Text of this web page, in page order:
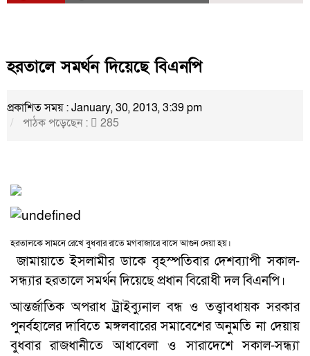
হরতালে সমর্থন দিয়েছে বিএনপি
প্রকাশিত সময় : January, 30, 2013, 3:39 pm
পাঠক পড়েছেন :
285
হরতালকে সামনে রেখে বুধবার রাতে মগবাজারে বাসে আগুন দেয়া হয়।
জামায়াতে ইসলামীর ডাকে বৃহস্পতিবার দেশব্যাপী সকাল-
সন্ধ্যার হরতালে সমর্থন দিয়েছে প্রধান বিরোধী দল বিএনপি।
আন্তর্জাতিক অপরাধ ট্রাইব্যুনাল বন্ধ ও তত্ত্বাবধায়ক সরকার
পুনর্বহালের দাবিতে মঙ্গলবারের সমাবেশের অনুমতি না দেয়ায়
বুধবার রাজধানীতে আধাবেলা ও সারাদেশে সকাল-সন্ধ্যা